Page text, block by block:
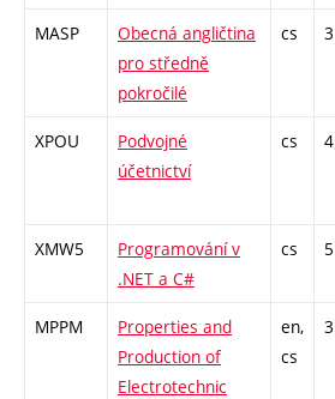
MASP
Obecná angličtina
pro středně
pokročilé
cs 3
XPOU
Podvojné
účetnictví
cs 4
XMW5
Programování v
.NET a C#
cs 5
MPPM
Properties and
Production of
Electrotechnic
en,
cs
3